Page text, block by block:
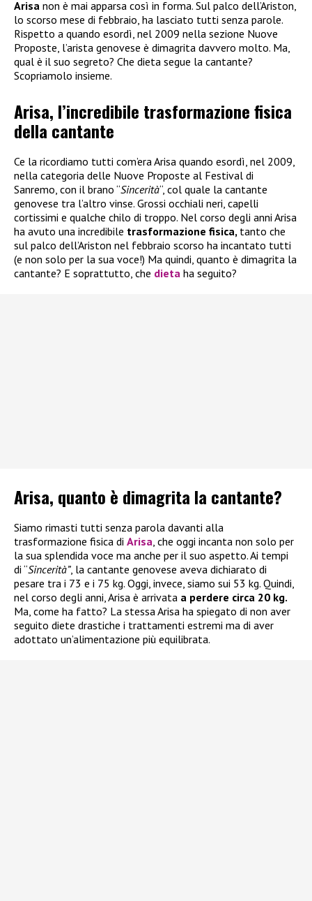
Arisa non è mai apparsa così in forma. Sul palco dell’Ariston,
lo scorso mese di febbraio, ha lasciato tutti senza parole.
Rispetto a quando esordì, nel 2009 nella sezione Nuove
Proposte, l’arista genovese è dimagrita davvero molto. Ma,
qual è il suo segreto? Che dieta segue la cantante?
Scopriamolo insieme.
Arisa, l’incredibile trasformazione fisica
della cantante
Ce la ricordiamo tutti com’era Arisa quando esordì, nel 2009,
nella categoria delle Nuove Proposte al Festival di
Sanremo, con il brano “Sincerità“, col quale la cantante
genovese tra l’altro vinse. Grossi occhiali neri, capelli
cortissimi e qualche chilo di troppo. Nel corso degli anni Arisa
ha avuto una incredibile trasformazione fisica, tanto che
sul palco dell’Ariston nel febbraio scorso ha incantato tutti
(e non solo per la sua voce!) Ma quindi, quanto è dimagrita la
cantante? E soprattutto, che dieta ha seguito?
Arisa, quanto è dimagrita la cantante?
Siamo rimasti tutti senza parola davanti alla
trasformazione fisica di Arisa, che oggi incanta non solo per
la sua splendida voce ma anche per il suo aspetto. Ai tempi
di “Sincerità”, la cantante genovese aveva dichiarato di
pesare tra i 73 e i 75 kg. Oggi, invece, siamo sui 53 kg. Quindi,
nel corso degli anni, Arisa è arrivata a perdere circa 20 kg.
Ma, come ha fatto? La stessa Arisa ha spiegato di non aver
seguito diete drastiche i trattamenti estremi ma di aver
adottato un’alimentazione più equilibrata.